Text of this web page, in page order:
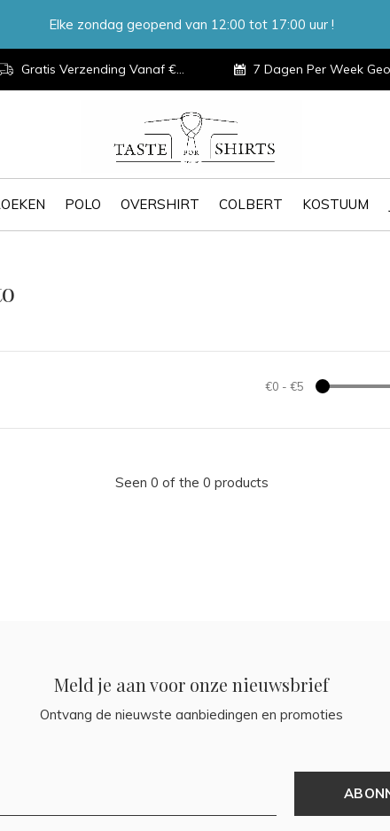
POLO OVERSHIRT COLBERT KOSTUUM
Gratis Verzending Vanaf €100,- 7 Dagen Per Week Geopend
Elke zondag geopend van 12:00 tot 17:00 uur !
€0 - €5
Seen 0 of the 0 products
Meld je aan voor onze nieuwsbrief
Ontvang de nieuwste aanbiedingen en promoties